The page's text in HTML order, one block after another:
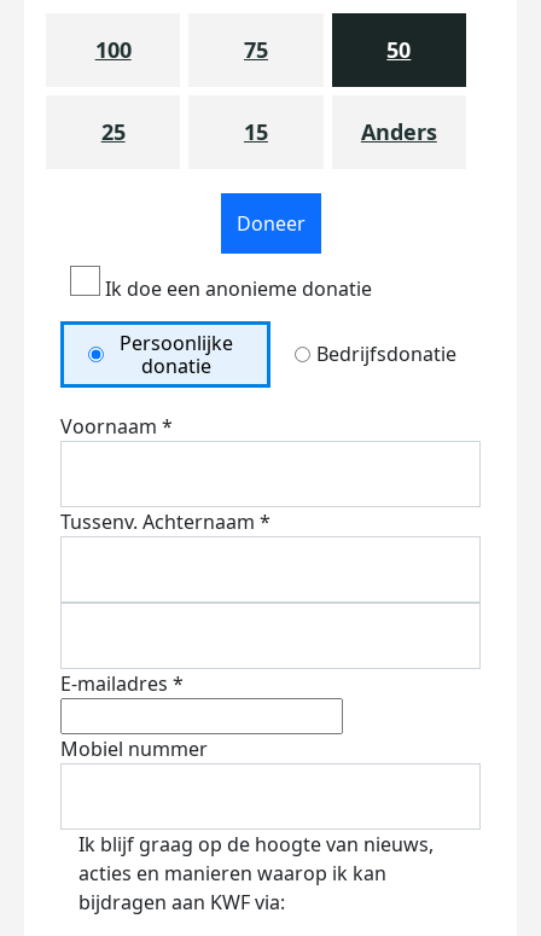
100 75 50
25 15 Anders
Doneer
Ik doe een anonieme donatie
Persoonlijke
donatie
Bedrijfsdonatie
Voornaam *
Tussenv. Achternaam *
E-mailadres *
Mobiel nummer
Ik blijf graag op de hoogte van nieuws,
acties en manieren waarop ik kan
bijdragen aan KWF via: